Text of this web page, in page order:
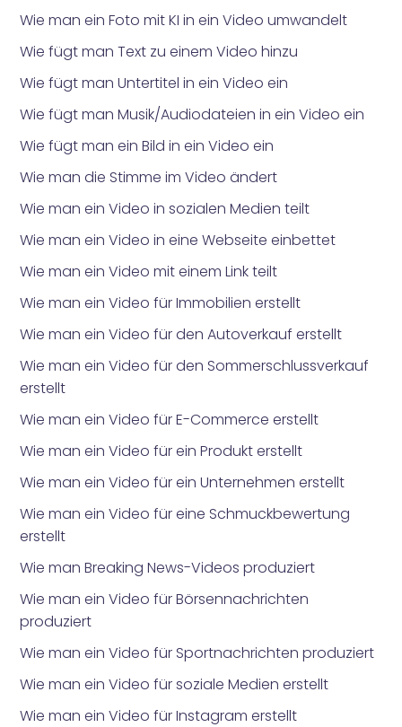
Wie man ein Foto mit KI in ein Video umwandelt
Wie fügt man Text zu einem Video hinzu
Wie fügt man Untertitel in ein Video ein
Wie fügt man Musik/Audiodateien in ein Video ein
Wie fügt man ein Bild in ein Video ein
Wie man die Stimme im Video ändert
Wie man ein Video in sozialen Medien teilt
Wie man ein Video in eine Webseite einbettet
Wie man ein Video mit einem Link teilt
Wie man ein Video für Immobilien erstellt
Wie man ein Video für den Autoverkauf erstellt
Wie man ein Video für den Sommerschlussverkauf
erstellt
Wie man ein Video für E-Commerce erstellt
Wie man ein Video für ein Produkt erstellt
Wie man ein Video für ein Unternehmen erstellt
Wie man ein Video für eine Schmuckbewertung
erstellt
Wie man Breaking News-Videos produziert
Wie man ein Video für Börsennachrichten
produziert
Wie man ein Video für Sportnachrichten produziert
Wie man ein Video für soziale Medien erstellt
Wie man ein Video für Instagram erstellt